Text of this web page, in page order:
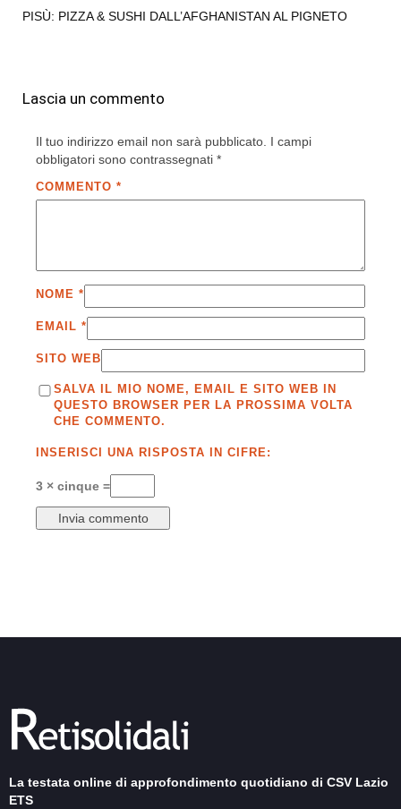
PISÙ: PIZZA & SUSHI DALL’AFGHANISTAN AL PIGNETO
Lascia un commento
Il tuo indirizzo email non sarà pubblicato. I campi
obbligatori sono contrassegnati *
COMMENTO *
NOME *
EMAIL *
SITO WEB
SALVA IL MIO NOME, EMAIL E SITO WEB IN
QUESTO BROWSER PER LA PROSSIMA VOLTA
CHE COMMENTO.
INSERISCI UNA RISPOSTA IN CIFRE:
3 × cinque =
La testata online di approfondimento quotidiano di CSV Lazio
ETS